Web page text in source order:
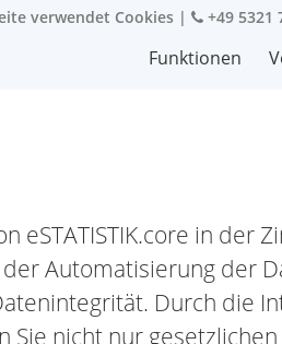
verwendet Cookies | +49 5321
Funktionen
eSTATISTIK.core in der
Automatisierung der
Durch die
Sie nicht nur